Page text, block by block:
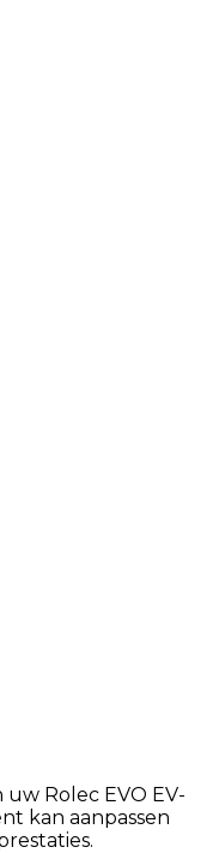
Rolec EVO EV-
kan aanpassen